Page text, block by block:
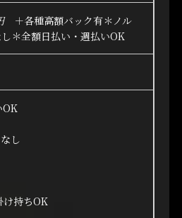
＋各種高額バック有＊ノル
＊全額日払い・週払いOK
OK
し
け持ちOK